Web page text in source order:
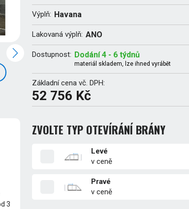
Výplň: Havana
Lakovaná výplň: ANO
Dostupnost: Dodání 4 - 6 týdnů
materiál skladem, lze ihned vyrábět
Základní cena vč. DPH:
52 756 Kč
ZVOLTE TYP OTEVÍRÁNÍ BRÁNY
Levé
v ceně
Pravé
v ceně
3